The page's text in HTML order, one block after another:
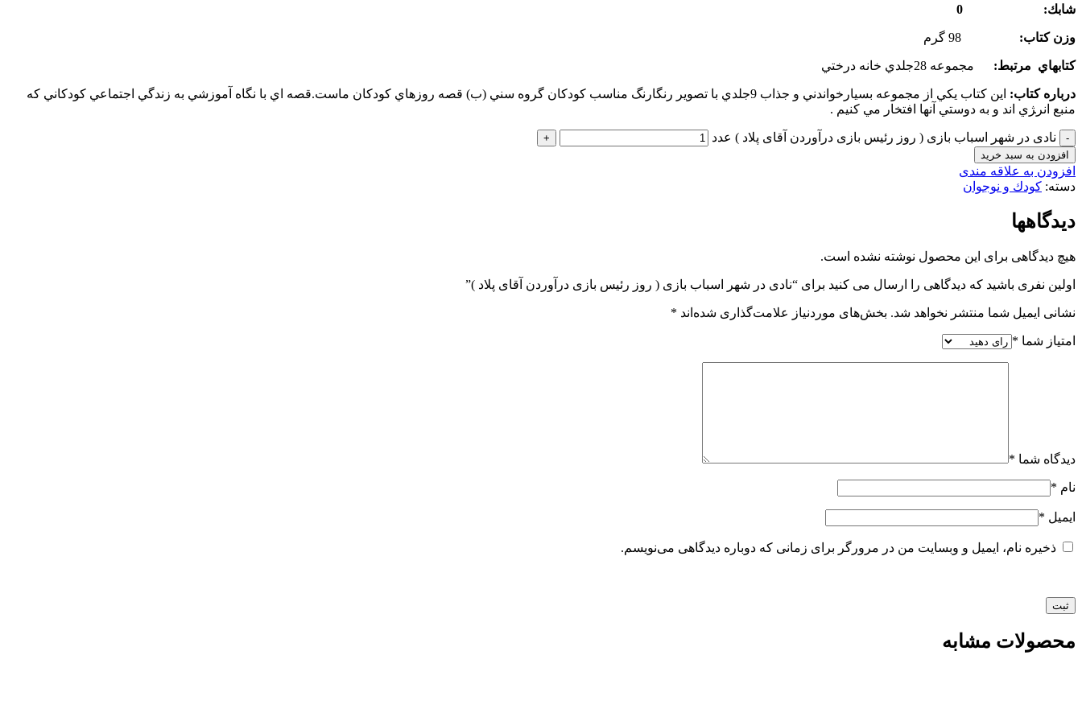
شابك: 0
وزن كتاب: 98 گرم
كتاب­هاي مرتبط: مجموعه 28جلدي خانه درختي
درباره كتاب:
اين كتاب يكي از مجموعه بسيارخواندني و جذاب 9جلدي با تصوير رنگارنگ مناسب كودكان گروه سني (ب) قصه روزهاي كودكان ماست.قصه اي با نگاه آموزشي به زندگي اجتماعي كودكاني كه
منبع انر‍ژي اند و به دوستي آنها افتخار مي كنيم .
نادی در شهر اسباب بازی ( روز رئیس بازی درآوردن آقای پلاد ) عدد
افزودن به سبد خرید
افزودن به علاقه مندی
دسته: کودك و نوجوان
دیدگاهها
هیچ دیدگاهی برای این محصول نوشته نشده است.
اولین نفری باشید که دیدگاهی را ارسال می کنید برای “نادی در شهر اسباب بازی ( روز رئیس بازی درآوردن آقای پلاد )”
نشانی ایمیل شما منتشر نخواهد شد. بخش‌های موردنیاز علامت‌گذاری شده‌اند *
امتیاز شما *
دیدگاه شما *
نام *
ایمیل *
ذخیره نام، ایمیل و وبسایت من در مرورگر برای زمانی که دوباره دیدگاهی می‌نویسم.
محصولات مشابه